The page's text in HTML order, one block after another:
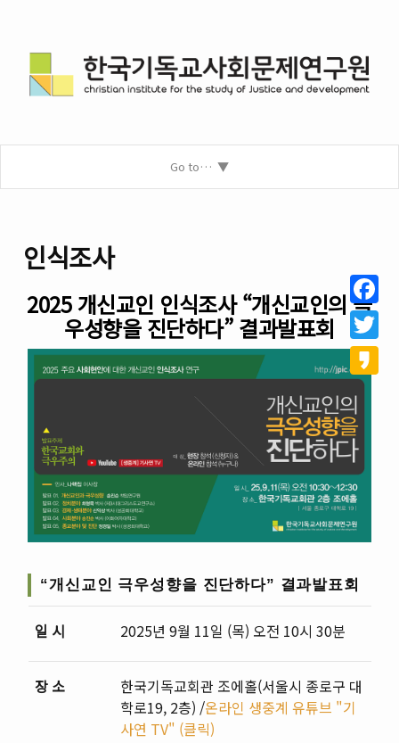
Go to…
인식조사
2025 개신교인 인식조사 “개신교인의 극
우성향을 진단하다” 결과발표회
“개신교인 극우성향을 진단하다” 결과발표회
일 시 2025년 9월 11일 (목) 오전 10시 30분
장 소
한국기독교회관 조에홀(서울시 종로구 대
학로19, 2층) /온라인 생중계 유튜브 "기
사연 TV" (클릭)
Twitter
Kakao